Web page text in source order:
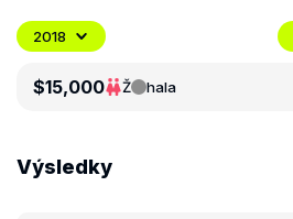
2018
$15,000 Ž hala
Výsledky